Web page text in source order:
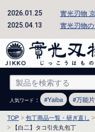
2026.01.25 實光刃物
2025.04.13 實光刃物
人気ワード ： Yaiba 万能
TOP 包丁商品一覧・研ぎ直し
【白二】タコ引先丸包丁